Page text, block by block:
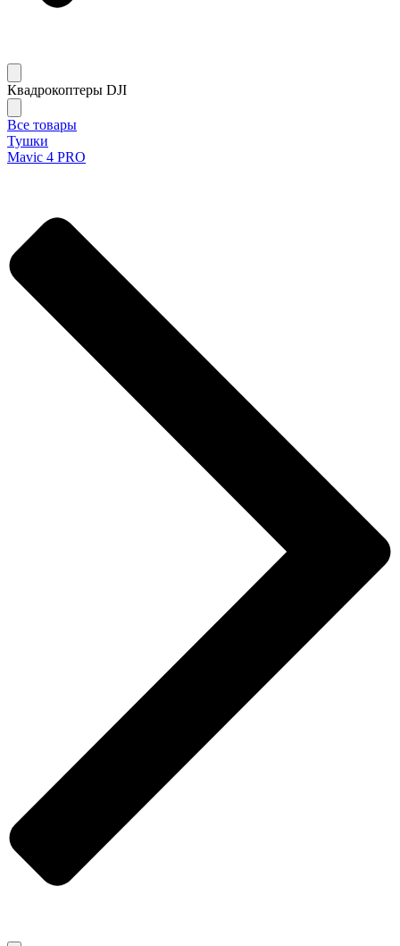
Квадрокоптеры DJI
Все товары
Тушки
Mavic 4 PRO